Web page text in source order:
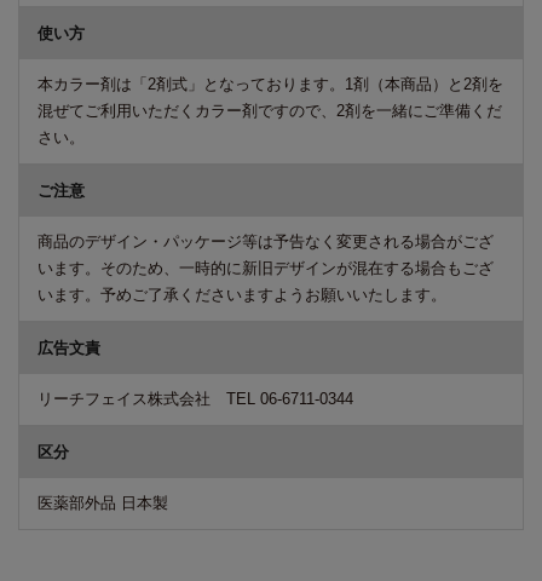
使い方
本カラー剤は「2剤式」となっております。1剤（本商品）と2剤を
混ぜてご利用いただくカラー剤ですので、2剤を一緒にご準備くだ
さい。
ご注意
商品のデザイン・パッケージ等は予告なく変更される場合がござ
います。そのため、一時的に新旧デザインが混在する場合もござ
います。予めご了承くださいますようお願いいたします。
広告文責
リーチフェイス株式会社 TEL 06-6711-0344
区分
医薬部外品 日本製